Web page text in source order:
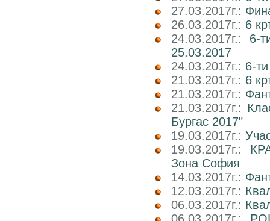
27.03.2017г.:
26.03.2017г.: 6
24.03.2017г.: 6-
25.03.2017
24.03.2017г.: 6-
21.03.2017г.: 6
21.03.2017г.:
21.03.2017г.:
Бургас 2017"
19.03.2017г.:
19.03.2017г.:
Зона София
14.03.2017г.:
12.03.2017г.:
06.03.2017г.: